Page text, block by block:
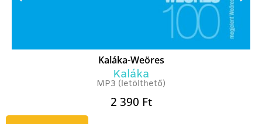
Kaláka-Weöres
Kaláka
MP3 (letölthető)
2 390 Ft